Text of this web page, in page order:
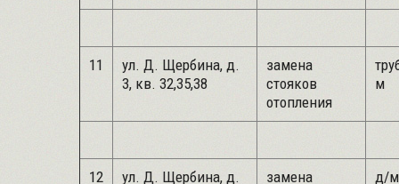
11
ул. Д. Щербина, д.
3, кв. 32,35,38
замена
стояков
отопления
м
12 ул. Д. Щербина, д. замена д/м